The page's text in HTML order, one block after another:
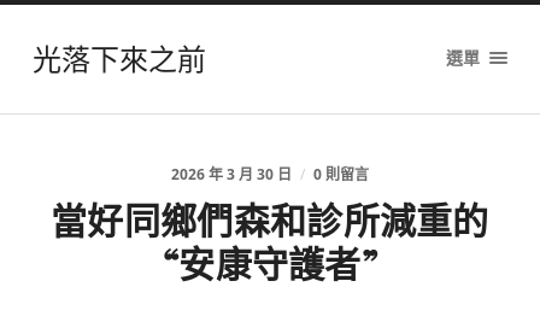
光落下來之前 選單
2026 年 3 月 30 日 / 0 則留言
當好同鄉們森和診所減重的
“安康守護者”